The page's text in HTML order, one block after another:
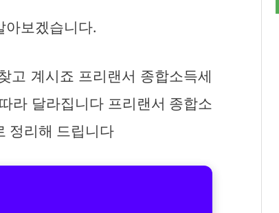
아보겠습니다.
고 계시죠 프리랜서 종합소득세
라 달라집니다 프리랜서 종합소
정리해 드립니다